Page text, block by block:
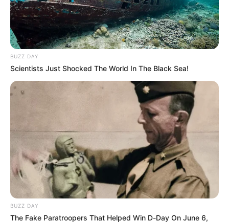
BUZZ DAY
Scientists Just Shocked The World In The Black Sea!
BUZZ DAY
The Fake Paratroopers That Helped Win D-Day On June 6,